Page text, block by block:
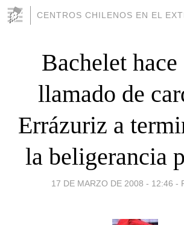
CENTROS CHILENOS EN EL
Bachelet hace
llamado de
Errázuriz a
la beligerancia
17 DE MARZO DE 2008 - 12:46 -